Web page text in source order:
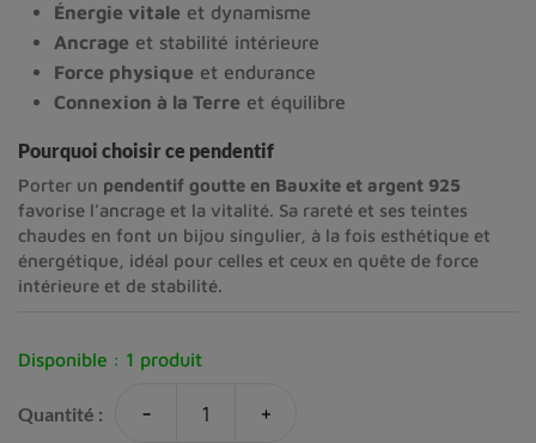
Énergie vitale et dynamisme
Ancrage et stabilité intérieure
Force physique et endurance
Connexion à la Terre et équilibre
Pourquoi choisir ce pendentif
Porter un pendentif goutte en Bauxite et argent 925
favorise l’ancrage et la vitalité. Sa rareté et ses teintes
chaudes en font un bijou singulier, à la fois esthétique et
énergétique, idéal pour celles et ceux en quête de force
intérieure et de stabilité.
Disponible : 1 produit
Quantité : - +